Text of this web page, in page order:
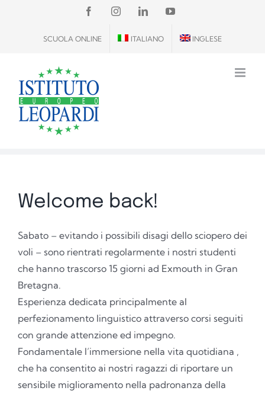
contenuto
FACEBOOKINSTAGRAM
LINKEDINYOUTUBE
SCUOLA ONLINE ITALIANO INGLESE
Welcome back!
Sabato – evitando i possibili disagi dello sciopero dei
voli – sono rientrati regolarmente i nostri studenti
che hanno trascorso 15 giorni ad Exmouth in Gran
Bretagna.
Esperienza dedicata principalmente al
perfezionamento linguistico attraverso corsi seguiti
con grande attenzione ed impegno.
Fondamentale l’immersione nella vita quotidiana ,
che ha consentito ai nostri ragazzi di riportare un
sensibile miglioramento nella padronanza della